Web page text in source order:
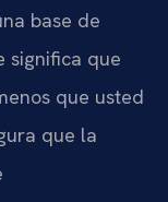
base de
significa que
que usted
que la